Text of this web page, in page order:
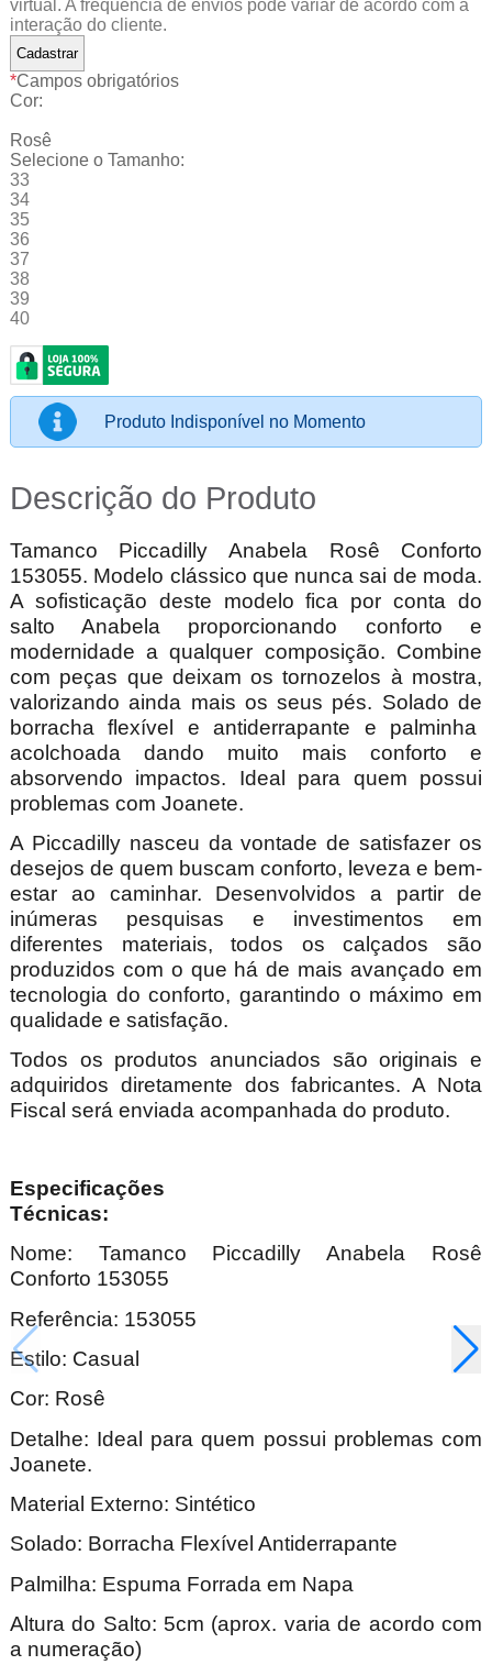
virtual. A frequência de envios pode variar de acordo com a
interação do cliente.
*Campos obrigatórios
Cor:
Rosê
Selecione o Tamanho:
33
34
35
36
37
38
39
40
Produto Indisponível no Momento
Descrição do Produto
Tamanco Piccadilly Anabela Rosê Conforto
153055. Modelo clássico que nunca sai de moda.
A sofisticação deste modelo fica por conta do
salto Anabela proporcionando conforto e
modernidade a qualquer composição. Combine
com peças que deixam os tornozelos à mostra,
valorizando ainda mais os seus pés. Solado de
borracha flexível e antiderrapante e palminha
acolchoada dando muito mais conforto e
absorvendo impactos. Ideal para quem possui
problemas com Joanete.
A Piccadilly nasceu da vontade de satisfazer os
desejos de quem buscam conforto, leveza e bem-
estar ao caminhar. Desenvolvidos a partir de
inúmeras pesquisas e investimentos em
diferentes materiais, todos os calçados são
produzidos com o que há de mais avançado em
tecnologia do conforto, garantindo o máximo em
qualidade e satisfação.
Todos os produtos anunciados são originais e
adquiridos diretamente dos fabricantes. A Nota
Fiscal será enviada acompanhada do produto.
Especificações
Nome: Tamanco Piccadilly Anabela Rosê
Conforto 153055
Referência: 153055
Estilo: Casual
Cor: Rosê
Detalhe: Ideal para quem possui problemas com
Joanete.
Material Externo: Sintético
Solado: Borracha Flexível Antiderrapante
Palmilha: Espuma Forrada em Napa
Altura do Salto: 5cm (aprox. varia de acordo com
a numeração)